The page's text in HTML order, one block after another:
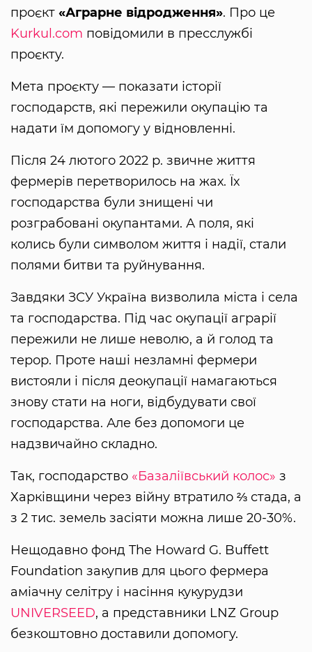
проєкт «Аграрне відродження». Про це
Kurkul.com повідомили в пресслужбі
проєкту.
Мета проєкту — показати історії
господарств, які пережили окупацію та
надати їм допомогу у відновленні.
Після 24 лютого 2022 р. звичне життя
фермерів перетворилось на жах. Їх
господарства були знищені чи
розграбовані окупантами. А поля, які
колись були символом життя і надії, стали
полями битви та руйнування.
Завдяки ЗСУ Україна визволила міста і села
та господарства. Під час окупації аграрії
пережили не лише неволю, а й голод та
терор. Проте наші незламні фермери
вистояли і після деокупації намагаються
знову стати на ноги, відбудувати свої
господарства. Але без допомоги це
надзвичайно складно.
Так, господарство «Базаліївський колос» з
Харківщини через війну втратило ⅔ стада, а
з 2 тис. земель засіяти можна лише 20-30%.
Нещодавно фонд The Howard G. Buffett
Foundation закупив для цього фермера
аміачну селітру і насіння кукурудзи
UNIVERSEED, а представники LNZ Group
безкоштовно доставили допомогу.